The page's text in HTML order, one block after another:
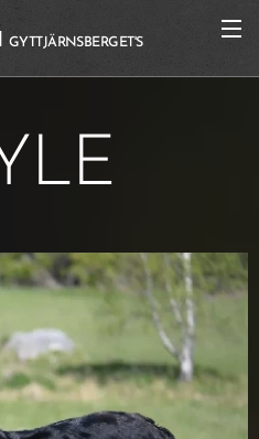
GYTTJÄRNSBERGET'S